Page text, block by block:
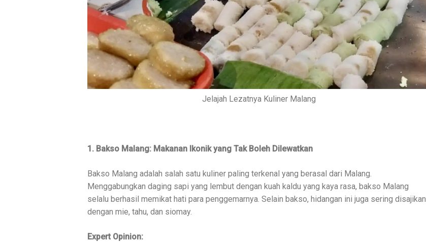
Jelajah Lezatnya Kuliner Malang
1. Bakso Malang: Makanan Ikonik yang Tak Boleh Dilewatkan
Bakso Malang adalah salah satu kuliner paling terkenal yang berasal dari Malang.
Menggabungkan daging sapi yang lembut dengan kuah kaldu yang kaya rasa, bakso Malang
selalu berhasil memikat hati para penggemarnya. Selain bakso, hidangan ini juga sering disajikan
dengan mie, tahu, dan siomay.
Expert Opinion: